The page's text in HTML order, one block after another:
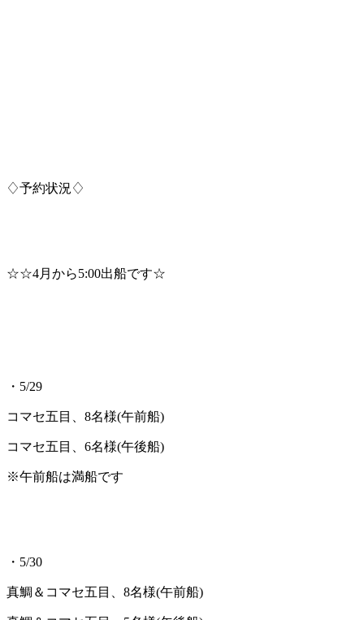
♢予約状況♢
☆☆4月から5:00出船です☆
・5/29
コマセ五目、8名様(午前船)
コマセ五目、6名様(午後船)
※午前船は満船です
・5/30
真鯛＆コマセ五目、8名様(午前船)